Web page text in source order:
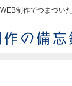
制作でつまづい